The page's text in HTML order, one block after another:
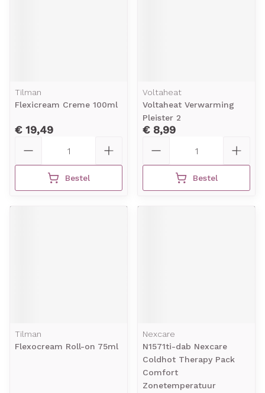
Tilman
Flexicream Creme 100ml
€ 19,49
Bestel
Voltaheat
Voltaheat Verwarming
Pleister 2
€ 8,99
Bestel
Tilman
Flexocream Roll-on 75ml
Nexcare
N1571ti-dab Nexcare
Coldhot Therapy Pack
Comfort
Zonetemperatuur